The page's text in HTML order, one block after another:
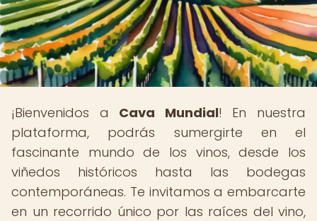
¡Bienvenidos a Cava Mundial! En nuestra
plataforma, podrás sumergirte en el
fascinante mundo de los vinos, desde los
viñedos históricos hasta las bodegas
contemporáneas. Te invitamos a embarcarte
en un recorrido único por las raíces del vino,